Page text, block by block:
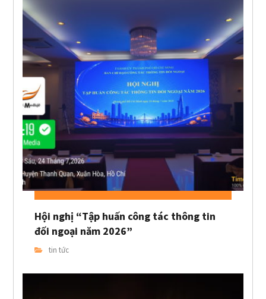
Hội nghị “Tập huấn công tác thông tin
đối ngoại năm 2026”
tin tức